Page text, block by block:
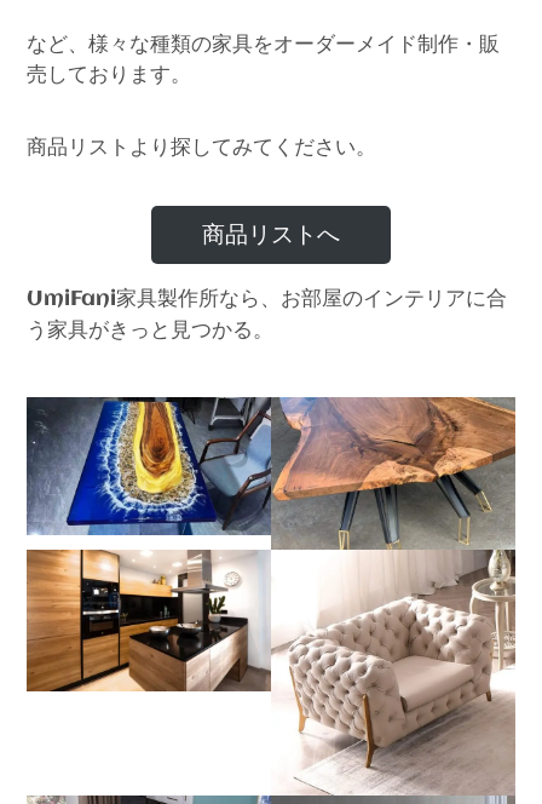
など、様々な種類の家具をオーダーメイド制作・販
売しております。
商品リストより探してみてください。
商品リストへ
UmiFani家具製作所なら、お部屋のインテリアに合
う家具がきっと見つかる。